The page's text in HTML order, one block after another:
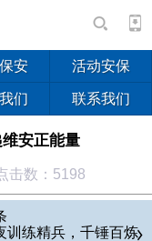
安 活动安保
们 联系我们
安正能量
击数：5198
在佛山市乐从镇天佑
训练精兵，千锤百炼